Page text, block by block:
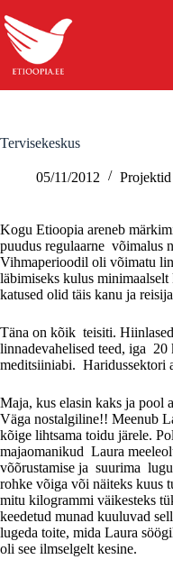
to
content
Tervisekeskus
05/11/2012 Projektid
Kogu Etioopia areneb
puudus regulaarne võimalus
Vihmaperioodil oli võimatu
läbimiseks kulus
katused olid täis kanu ja
Täna on kõik teisiti.
linnadevahelised teed, iga 20
meditsiiniabi. Haridussektori
Maja, kus elasin kaks ja pool
Väga nostalgiline!! Meenub
kõige lihtsama toidu järele.
majaomanikud Laura
võõrustamise ja suurima
rohke võiga või näiteks kuus
mitu kilogrammi väikesteks
keedetud munad kuuluvad
lugeda toite, mida Laura
oli see ilmselgelt kesine.